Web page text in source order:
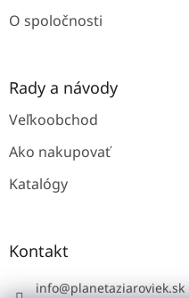
O spoločnosti
Rady a návody
Veľkoobchod
Ako nakupovať
Katalógy
Kontakt
info@planetaziaroviek.sk